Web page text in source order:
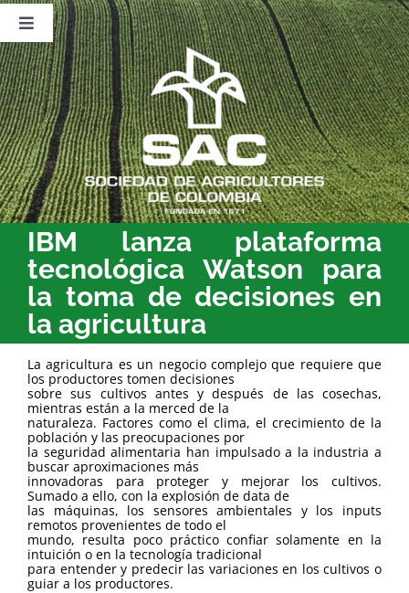
Saltar
contenido
Toggle
Navigation
Nosotros
Publicaciones
Sala de Prensa
Eventos
IBM lanza plataforma
tecnológica Watson para
la toma de decisiones en
la agricultura
La agricultura es un negocio complejo que requiere que
los productores tomen decisiones
sobre sus cultivos antes y después de las cosechas,
mientras están a la merced de la
naturaleza. Factores como el clima, el crecimiento de la
población y las preocupaciones por
la seguridad alimentaria han impulsado a la industria a
buscar aproximaciones más
innovadoras para proteger y mejorar los cultivos.
Sumado a ello, con la explosión de data de
las máquinas, los sensores ambientales y los inputs
remotos provenientes de todo el
mundo, resulta poco práctico confiar solamente en la
intuición o en la tecnología tradicional
para entender y predecir las variaciones en los cultivos o
guiar a los productores.